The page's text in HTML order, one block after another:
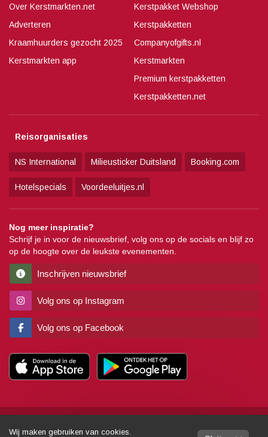
Wij maken gebruiken van cookies.
Over Kerstmarkten.net
Adverteren
Kraamhuurders gezocht 2025
Kerstmarkten app
Kerstpakket Webshop
Kerstpakketten
Companyofgifts.nl
Kerstmarkten
Premium kerstpakketten
Kerstpakketten.net
Reisorganisaties
NS International Milieusticker Duitsland Booking.com
Hotelspecials Voordeeluitjes.nl
Nog meer inspiratie?
Schrijf je in voor de nieuwsbrief, volg ons op de socials en blijf zo
op de hoogte over de leukste evenementen.
Inschrijven nieuwsbrief
Volg ons op Instagram
Volg ons op Facebook